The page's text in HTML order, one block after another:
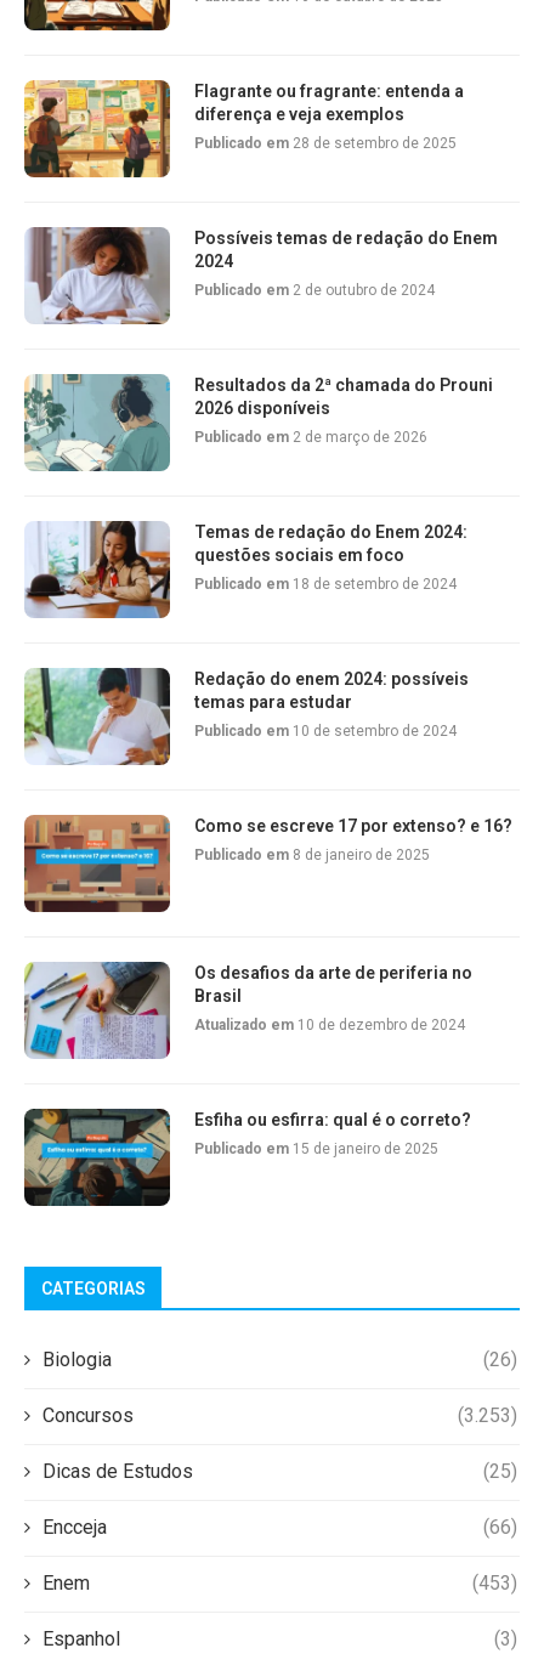
Flagrante ou fragrante: entenda a
diferença e veja exemplos
Publicado em 28 de setembro de 2025
Possíveis temas de redação do Enem
2024
Publicado em 2 de outubro de 2024
Resultados da 2ª chamada do Prouni
2026 disponíveis
Publicado em 2 de março de 2026
Temas de redação do Enem 2024:
questões sociais em foco
Publicado em 18 de setembro de 2024
Redação do enem 2024: possíveis
temas para estudar
Publicado em 10 de setembro de 2024
Como se escreve 17 por extenso? e 16?
Publicado em 8 de janeiro de 2025
Os desafios da arte de periferia no
Brasil
Atualizado em 10 de dezembro de 2024
Esfiha ou esfirra: qual é o correto?
Publicado em 15 de janeiro de 2025
CATEGORIAS
Biologia (26)
Concursos (3.253)
Dicas de Estudos (25)
Encceja (66)
Enem (453)
Espanhol (3)